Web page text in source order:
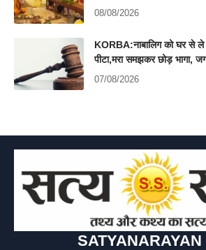
08/08/2026
KORBA:नाबालिग को घर से ले
पीटा,मरा समझकर छोड़ भागा,
07/08/2026
SATYANARAYAN